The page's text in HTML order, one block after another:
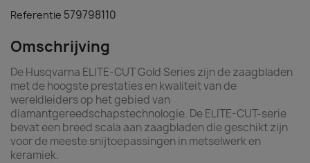
Referentie 579798110
Omschrijving
De Husqvarna ELITE-CUT Gold Series zijn de zaagbladen
met de hoogste prestaties en kwaliteit van de
wereldleiders op het gebied van
diamantgereedschapstechnologie. De ELITE-CUT-serie
bevat een breed scala aan zaagbladen die geschikt zijn
voor de meeste snijtoepassingen in metselwerk en
keramiek.